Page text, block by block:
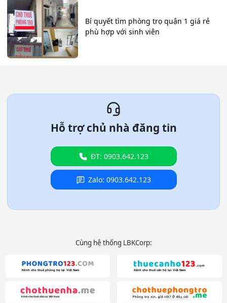
Bí quyết tìm phòng trọ quận 1 giá rẻ
phù hợp với sinh viên
Hỗ trợ chủ nhà đăng tin
ĐT: 0903.642.123
Zalo: 0903.642.123
Cùng hệ thống LBKCorp: